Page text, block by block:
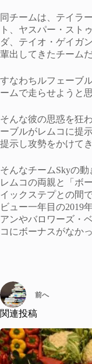
同チームは、テイラ
ト、ヤスパー・スト
ダ、テイオ・ゲイガ
輩出してきたチームだ
すなわちルフェーブ
ームで走らせようと
そんな彼の思惑を狂
ーブルがレムコに提
提示し攻勢をかけてき
そんなチームSkyの
レムコの両親と「ボ
イックステプとの間
ビュー一年目の2019
アンやバロワーズ・
コにボーナスがなか
前へ
関連投稿